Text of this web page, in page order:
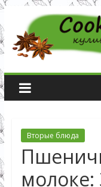
Вторые блюда
молоке: